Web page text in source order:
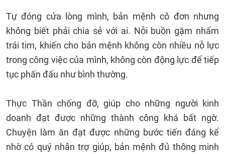
Tự đóng cửa lòng mình, bản mệnh cô đơn nhưng
không biết phải chia sẻ với ai. Nỗi buồn gặm nhấm
trái tim, khiến cho bản mệnh không còn nhiều nỗ lực
trong công việc của mình, không còn động lực để tiếp
tục phấn đấu như bình thường.
Thực Thần chống đỡ, giúp cho những người kinh
doanh đạt được những thành công khá bất ngờ.
Chuyện làm ăn đạt được những bước tiến đáng kể
nhờ có quý nhân trợ giúp, bản mệnh đủ thông minh